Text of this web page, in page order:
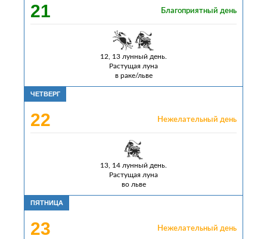
21 Благоприятный день
12, 13 лунный день.
Растущая луна
в раке/льве
ЧЕТВЕРГ
22 Нежелательный день
13, 14 лунный день.
Растущая луна
во льве
ПЯТНИЦА
23 Нежелательный день